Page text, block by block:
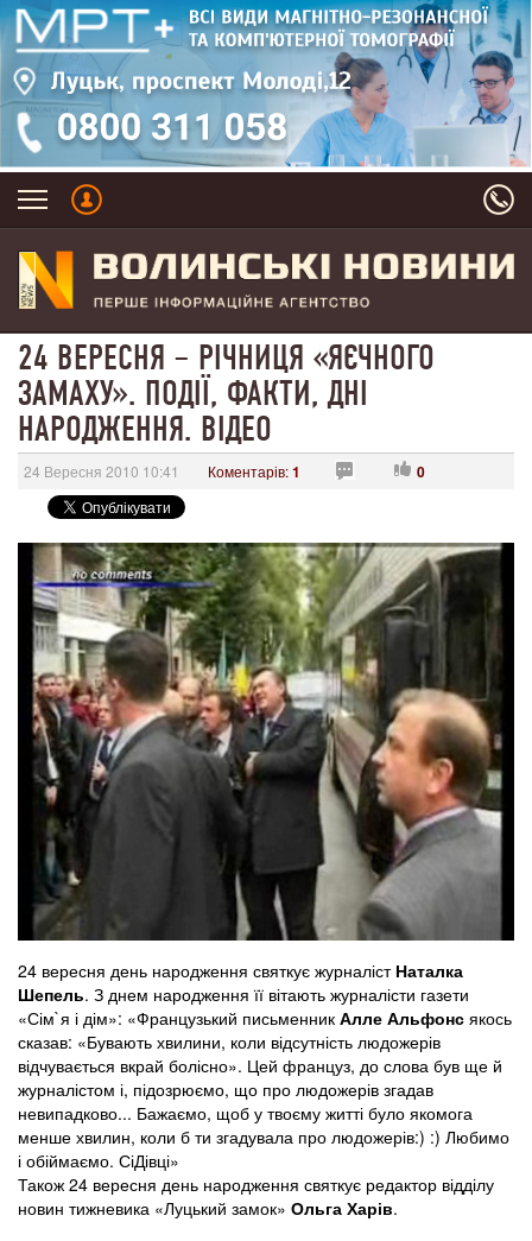
24 ВЕРЕСНЯ – РІЧНИЦЯ «ЯЄЧНОГО
ЗАМАХУ». ПОДІЇ, ФАКТИ, ДНІ
НАРОДЖЕННЯ. ВІДЕО
24 Вересня 2010 10:41 Коментарів:1 0
24 вересня день народження святкує журналіст Наталка
Шепель. З днем народження її вітають журналісти газети
«Сім`я і дім»: «Французький письменник Алле Альфонс якось
сказав: «Бувають хвилини, коли відсутність людожерів
відчувається вкрай болісно». Цей француз, до слова був ще й
журналістом і, підозрюємо, що про людожерів згадав
невипадково... Бажаємо, щоб у твоєму житті було якомога
менше хвилин, коли б ти згадувала про людожерів:) :) Любимо
і обіймаємо. СіДівці»
Також 24 вересня день народження святкує редактор відділу
новин тижневика «Луцький замок» Ольга Харів.